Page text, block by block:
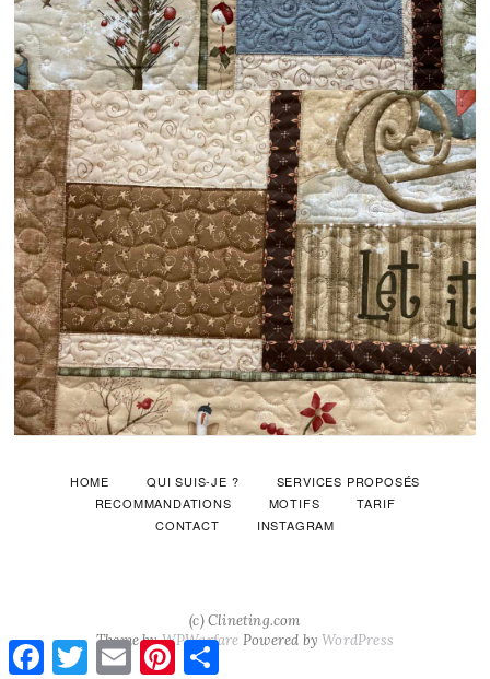
HOME QUI SUIS-JE ?
SERVICES PROPOSÉS
RECOMMANDATIONS
MOTIFS
TARIF
CONTACT
INSTAGRAM
(c) Clineting.com
Theme byWPWarfare Powered byWordPress
FacebookTwitterEmail PinterestShare